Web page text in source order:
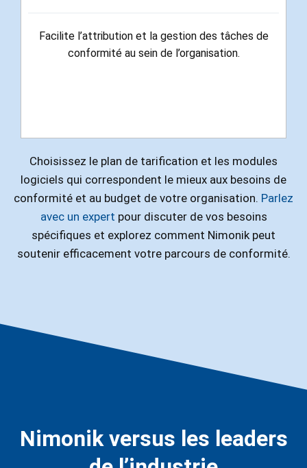
Facilite l’attribution et la gestion des tâches de
conformité au sein de l’organisation.
Choisissez le plan de tarification et les modules
logiciels qui correspondent le mieux aux besoins de
conformité et au budget de votre organisation. Parlez
avec un expert pour discuter de vos besoins
spécifiques et explorez comment Nimonik peut
soutenir efficacement votre parcours de conformité.
Nimonik versus les leaders